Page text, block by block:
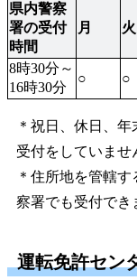
県内警察
署の受付
時間
月 火
8時30分～
16時30分
○ ○
＊祝日、休日、
受付をしていませ
＊住所地を管轄
察署でも受付でき
運転免許セン